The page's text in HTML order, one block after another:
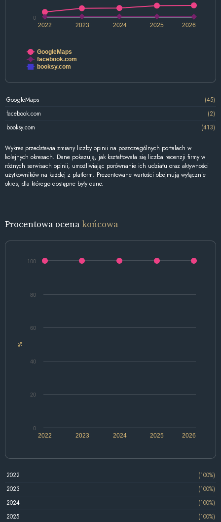
2022 2024 2026
2023 2025
0
GoogleMaps
facebook.com
booksy.com
GoogleMaps
(45)
facebook.com
(2)
booksy.com
(413)
Wykres przedstawia zmiany liczby opinii na poszczególnych portalach w
kolejnych okresach. Dane pokazują, jak kształtowała się liczba recenzji firmy w
różnych serwisach opinii, umożliwiając porównanie ich udziału oraz aktywności
użytkowników na każdej z platform. Prezentowane wartości obejmują wyłącznie
okres, dla którego dostępne były dane.
Procentowa ocenakońcowa
%
2022 2024 2026
2023 2025
0
20
40
60
80
100
2022
(100%)
2023
(100%)
2024
(100%)
2025
(100%)